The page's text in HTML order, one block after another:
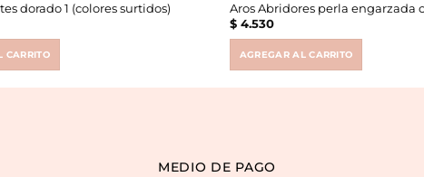
dorado 1 (colores surtidos)
CARRITO
Aros Abridores perla engarzada
$4.530
AGREGAR AL CARRITO
MEDIO DE PAGO